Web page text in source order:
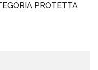
PROTETTA